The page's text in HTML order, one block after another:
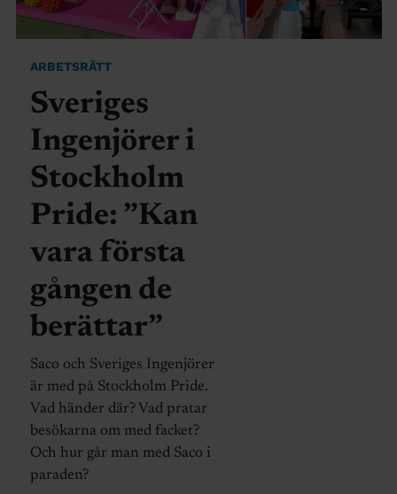
ARBETSRÄTT
Sveriges
Ingenjörer i
Stockholm
Pride: ”Kan
vara första
gången de
berättar”
Saco och Sveriges Ingenjörer
är med på Stockholm Pride.
Vad händer där? Vad pratar
besökarna om med facket?
Och hur går man med Saco i
paraden?